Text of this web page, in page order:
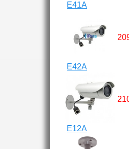
E41A
E42A
E12A